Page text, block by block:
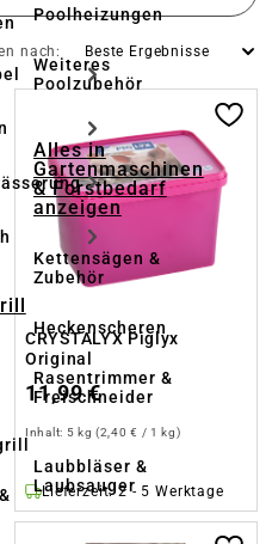
Poolheizungen
Weiteres
Poolzubehör
Alles in
Gartenmaschinen
& Forstbedarf
anzeigen
Kettensägen &
Zubehör
Heckenscheren
Rasentrimmer &
Freischneider
Laubbläser &
Laubsauger
nach:
CRYSTALYX Piglyx
Original
11,99 €
Inhalt: 5 kg(2,40 € / 1 kg)
Lieferzeit: 2 - 5 Werktage